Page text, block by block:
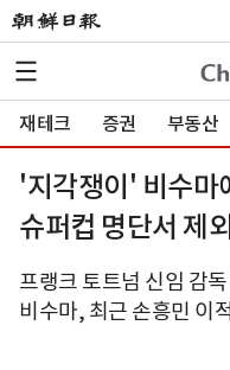
재테크 증권 부동산
'지각쟁이' 비수
슈퍼컵 명단서 제
프랭크 토트넘 신임 감
비수마, 최근 손흥민 이